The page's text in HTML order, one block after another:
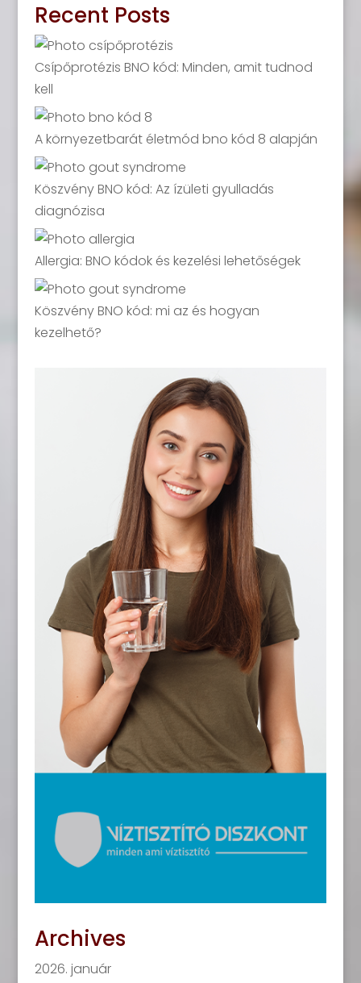
Recent Posts
Csípőprotézis BNO kód: Minden, amit tudnod
kell
A környezetbarát életmód bno kód 8 alapján
Köszvény BNO kód: Az ízületi gyulladás
diagnózisa
Allergia: BNO kódok és kezelési lehetőségek
Köszvény BNO kód: mi az és hogyan
kezelhető?
Archives
2026. január